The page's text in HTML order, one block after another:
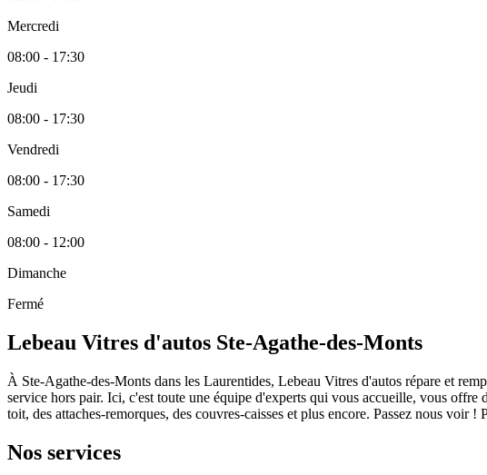
Mercredi
08:00 - 17:30
Jeudi
08:00 - 17:30
Vendredi
08:00 - 17:30
Samedi
08:00 - 12:00
Dimanche
Fermé
Lebeau Vitres d'autos Ste-Agathe-des-Monts
À Ste-Agathe-des-Monts dans les Laurentides, Lebeau Vitres d'autos répare et
service hors pair. Ici, c'est toute une équipe d'experts qui vous accueille, vous offre
toit, des attaches-remorques, des couvres-caisses et plus encore. Passez nous
Nos services